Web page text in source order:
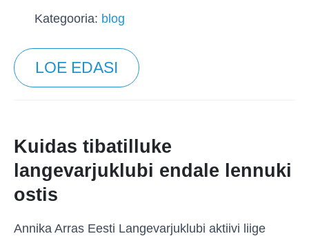
Kategooria: blog
LOE EDASI
Kuidas tibatilluke
langevarjuklubi endale lennuki
ostis
Annika Arras Eesti Langevarjuklubi aktiivi liige